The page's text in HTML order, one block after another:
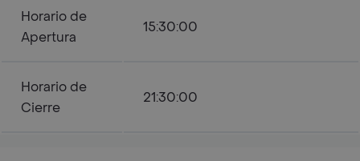
Horario de
Apertura
15:30:00
Horario de
Cierre
21:30:00